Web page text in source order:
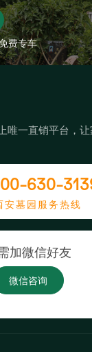
费专车
唯一直销平台，
630-
安墓园服务热线
加微信好友
微信咨询